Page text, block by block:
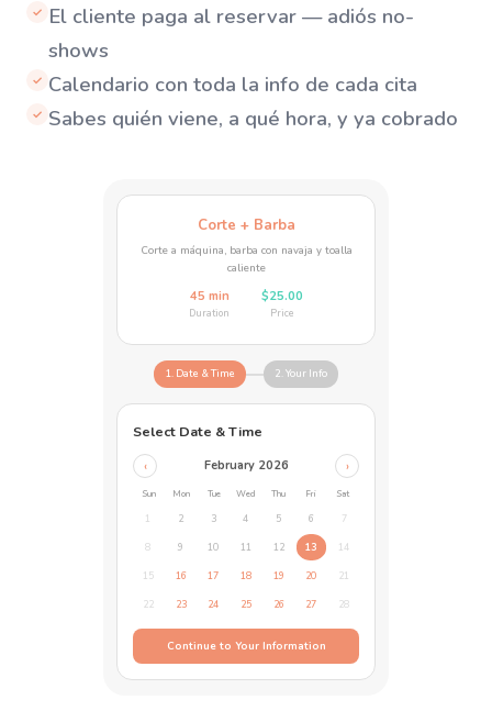
✓ El cliente paga al reservar — adiós no-
shows
✓ Calendario con toda la info de cada cita
✓ Sabes quién viene, a qué hora, y ya cobrado
Corte + Barba
Corte a máquina, barba con navaja y toalla
caliente
45 min
Duration
$25.00
Price
1. Date & Time 2. Your Info
Select Date & Time
‹ February 2026 ›
Sun Mon Tue Wed Thu Fri Sat
1 2 3 4 5 6 7
8 9 10 11 12 13 14
15 16 17 18 19 20 21
22 23 24 25 26 27 28
Continue to Your Information